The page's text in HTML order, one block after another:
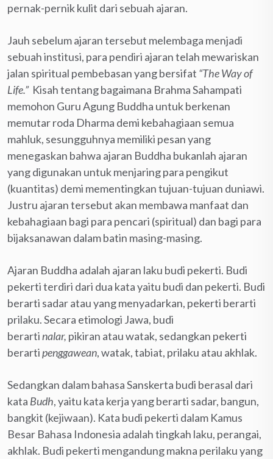
pernak-pernik kulit dari sebuah ajaran.
Jauh sebelum ajaran tersebut melembaga menjadi
sebuah institusi, para pendiri ajaran telah mewariskan
jalan spiritual pembebasan yang bersifat “The Way of
Life.”Kisah tentang bagaimana Brahma Sahampati
memohon Guru Agung Buddha untuk berkenan
memutar roda Dharma demi kebahagiaan semua
mahluk, sesungguhnya memiliki pesan yang
menegaskan bahwa ajaran Buddha bukanlah ajaran
yang digunakan untuk menjaring para pengikut
(kuantitas) demi mementingkan tujuan-tujuan duniawi.
Justru ajaran tersebut akan membawa manfaat dan
kebahagiaan bagi para pencari (spiritual) dan bagi para
bijaksanawan dalam batin masing-masing.
Ajaran Buddha adalah ajaran laku budi pekerti. Budi
pekerti terdiri dari dua kata yaitu budi dan pekerti. Budi
berarti sadar atau yang menyadarkan, pekerti berarti
prilaku. Secara etimologi Jawa, budi
berartinalar, pikiran atau watak, sedangkan pekerti
berartipenggawean, watak, tabiat, prilaku atau akhlak.
Sedangkan dalam bahasa Sanskerta budi berasal dari
kata Budh, yaitu kata kerja yang berarti sadar, bangun,
bangkit (kejiwaan). Kata budi pekerti dalam Kamus
Besar Bahasa Indonesia adalah tingkah laku, perangai,
akhlak. Budi pekerti mengandung makna perilaku yang